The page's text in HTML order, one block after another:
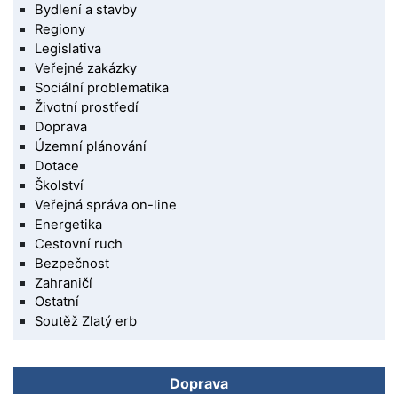
Bydlení a stavby
Regiony
Legislativa
Veřejné zakázky
Sociální problematika
Životní prostředí
Doprava
Územní plánování
Dotace
Školství
Veřejná správa on-line
Energetika
Cestovní ruch
Bezpečnost
Zahraničí
Ostatní
Soutěž Zlatý erb
Doprava